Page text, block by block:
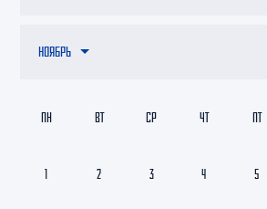
НОЯБРЬ
1 2 3 4 5
ПН ВТ СР ЧТ ПТ